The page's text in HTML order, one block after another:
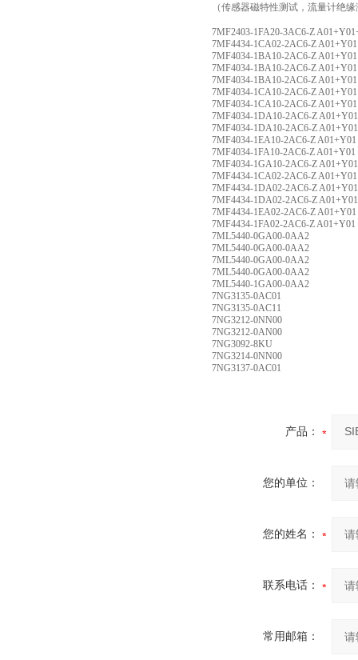
（传感器磁特性测试，流量计绝
7MF2403-1FA20-3AC6-Z
7MF4434-1CA02-2AC6-Z A01+Y01
7MF4034-1BA10-2AC6-Z A01+Y01
7MF4034-1BA10-2AC6-Z A01+Y01
7MF4034-1BA10-2AC6-Z A01+Y01
7MF4034-1CA10-2AC6-Z A01+Y01
7MF4034-1CA10-2AC6-Z A01+Y01
7MF4034-1DA10-2AC6-Z A01+Y01
7MF4034-1DA10-2AC6-Z
7MF4034-1EA10-2AC6-Z A01+Y01
7MF4034-1FA10-2AC6-Z A01+Y01
7MF4034-1GA10-2AC6-Z A01+Y01
7MF4434-1CA02-2AC6-Z A01+Y01
7MF4434-1DA02-2AC6-Z A01+Y01
7MF4434-1DA02-2AC6-Z A01+Y01
7MF4434-1EA02-2AC6-Z A01+Y01
7MF4434-1FA02-2AC6-Z A01+Y01
7ML5440-0GA00-0AA2
7ML5440-0GA00-0AA2
7ML5440-0GA00-0AA2
7ML5440-0GA00-0AA2
7ML5440-1GA00-0AA2
7NG3135-0AC01
7NG3135-0AC11
7NG3212-0NN00
7NG3212-0AN00
7NG3092-8KU
7NG3214-0NN00
7NG3137-0AC01
产品：
您的单位：
您的姓名：
联系电话：
常用邮箱：